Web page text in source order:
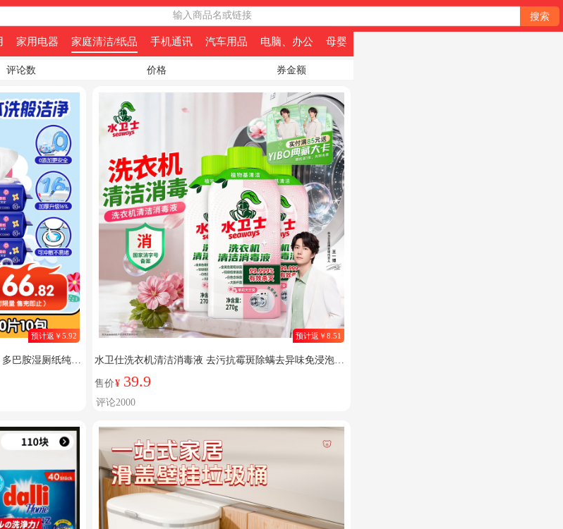
输入商品名或链接 搜索
家用电器 家庭清洁/纸品 手机通讯 汽车用品 电脑、办公 母婴
评论数 价格 券金额
预计返￥5.92
巴胺湿厕纸纯水
预计返￥8.51
水卫仕洗衣机清洁消毒液 去污抗霉斑除螨去异味免浸泡洗
衣机通用清洗剂 洗衣机清洁消毒液270g*3瓶
售价¥ 39.9
评论2000